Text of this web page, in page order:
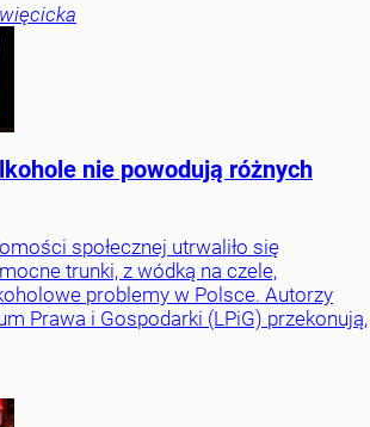
nie powodują różnych
społecznej utrwaliło się
trunki, z wódką na czele,
problemy w Polsce. Autorzy
Prawa i Gospodarki (LPiG) przekonują,